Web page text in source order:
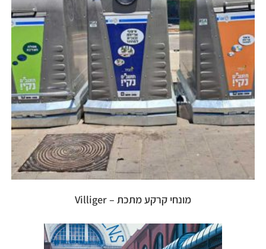
מונחי קרקע מתכת – Villiger